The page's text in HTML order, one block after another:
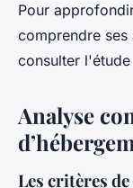
Pour
comprendre ses
consulter
Analyse
Les critères